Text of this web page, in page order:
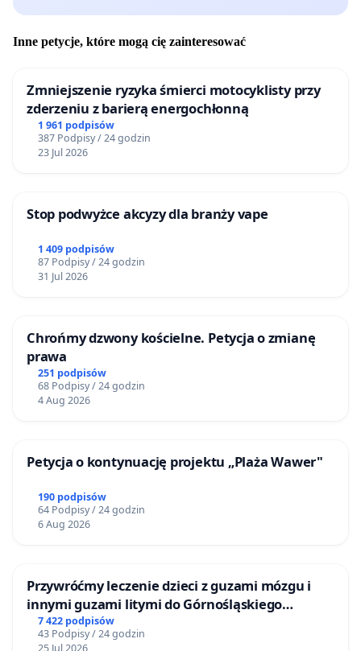
Inne petycje, które mogą cię zainteresować
Zmniejszenie ryzyka śmierci motocyklisty przy
zderzeniu z barierą energochłonną
1 961 podpisów
387 Podpisy / 24 godzin
23 Jul 2026
Stop podwyżce akcyzy dla branży vape
1 409 podpisów
87 Podpisy / 24 godzin
31 Jul 2026
Chrońmy dzwony kościelne. Petycja o zmianę
prawa
251 podpisów
68 Podpisy / 24 godzin
4 Aug 2026
Petycja o kontynuację projektu „Plaża Wawer"
190 podpisów
64 Podpisy / 24 godzin
6 Aug 2026
Przywróćmy leczenie dzieci z guzami mózgu i
innymi guzami litymi do Górnośląskiego
Centrum Zdrowia Dziecka w Katowicach
7 422 podpisów
43 Podpisy / 24 godzin
25 Jul 2026